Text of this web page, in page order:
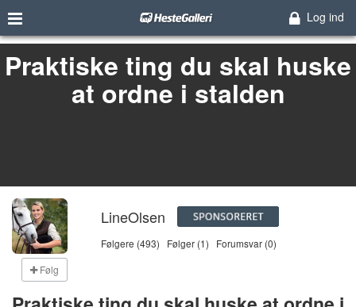
Log ind
Praktiske ting du skal huske
at ordne i stalden
Følg
LineOlsen
Følgere (493) Følger (1) Forumsvar (0)